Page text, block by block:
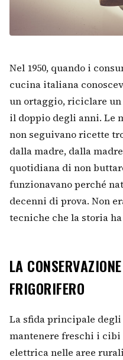
Nel 1950, quando i
cucina italiana
un ortaggio, riciclare
il doppio degli anni. Le
non seguivano ricette
dalla madre, dalla
quotidiana di non
funzionavano perché
decenni di prova. Non
tecniche che la storia
LA
FRIGORIFERO
La sfida principale
mantenere freschi i cibi
elettrica nelle aree